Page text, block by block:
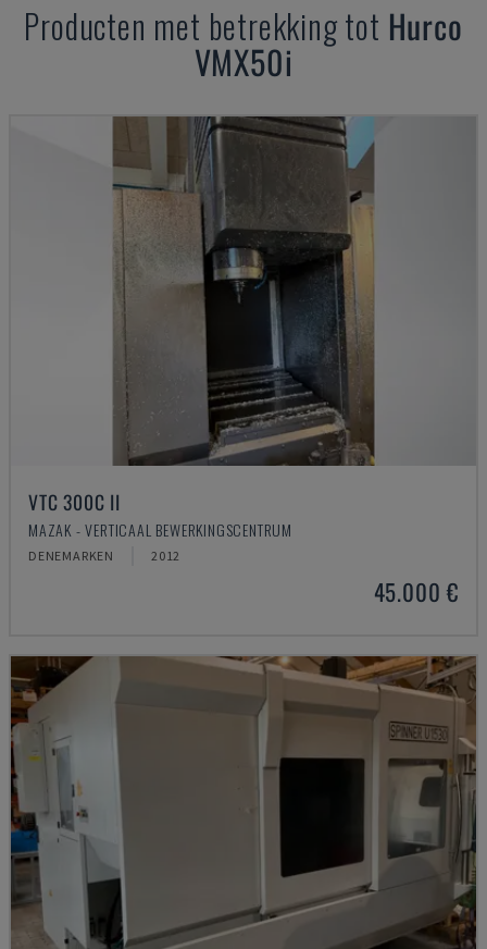
Producten met betrekking tot Hurco
VMX50i
VTC 300C II
MAZAK - VERTICAAL BEWERKINGSCENTRUM
DENEMARKEN 2012
45.000 €